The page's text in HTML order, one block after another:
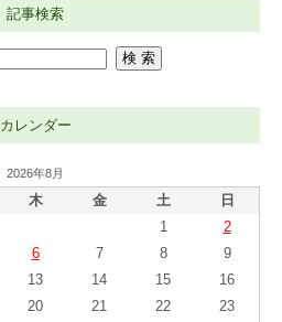
記事検索
カレンダー
2026年8月
木 金 土 日
1
2
6 7 8
9
13 14 15
16
20 21 22
23